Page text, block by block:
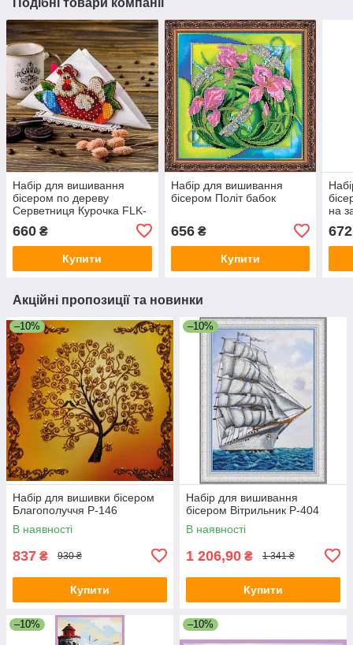
Подібні товари компанії
Набір для вишивання
бісером по дереву
Серветниця Курочка FLK-
660 ₴
Купити
Набір для вишивання
бісером Політ бабок
656₴
Купити
на
672
Акційні пропозиції та новинки
–10%
Набір для вишивки бісером
Благополуччя Р-146
В наявності
837 ₴ 930 ₴
Купити
–10%
Набір для вишивання
бісером Вітрильник Р-404
В наявності
1 206,90 ₴ 1 341 ₴
Купити
–10% –10%